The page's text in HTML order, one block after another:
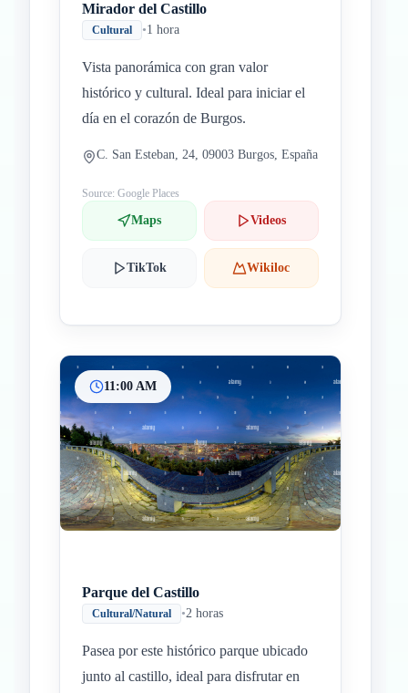
Mirador del Castillo
Cultural •1 hora
Vista panorámica con gran valor
histórico y cultural. Ideal para iniciar el
día en el corazón de Burgos.
C. San Esteban, 24, 09003 Burgos, España
Source: Google Places
Maps Videos
TikTok Wikiloc
11:00 AM
Parque del Castillo
Cultural/Natural •2 horas
Pasea por este histórico parque ubicado
junto al castillo, ideal para disfrutar en